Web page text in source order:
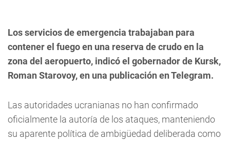
Los servicios de emergencia trabajaban para
contener el fuego en una reserva de crudo en la
zona del aeropuerto, indicó el gobernador de Kursk,
Roman Starovoy, en una publicación en Telegram.
Las autoridades ucranianas no han confirmado
oficialmente la autoría de los ataques, manteniendo
su aparente política de ambigüedad deliberada como